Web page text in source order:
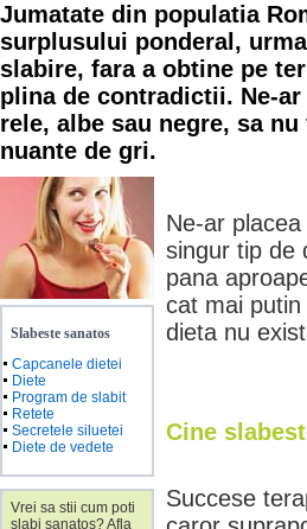
Jumatate din populatia
surplusului ponderal,
slabire, fara a obtine pe
plina de contradictii. Ne-
rele, albe sau negre, sa
nuante de gri.
Slabeste sanatos
Capcanele dietei
Diete
Program de slabit
Retete
Secretele siluetei
Diete de vedete
Vrei sa stii cum poti
slabi sanatos? Afla
Ne-ar
singur tip de
pana
cat mai
dieta nu
Cine
Succese